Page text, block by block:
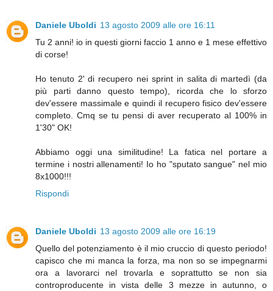
Daniele Uboldi 13 agosto 2009 alle ore 16:11
Tu 2 anni! io in questi giorni faccio 1 anno e 1 mese effettivo
di corse!
Ho tenuto 2' di recupero nei sprint in salita di martedì (da
più parti danno questo tempo), ricorda che lo sforzo
dev'essere massimale e quindi il recupero fisico dev'essere
completo. Cmq se tu pensi di aver recuperato al 100% in
1'30" OK!
Abbiamo oggi una similitudine! La fatica nel portare a
termine i nostri allenamenti! Io ho "sputato sangue" nel mio
8x1000!!!
Rispondi
Daniele Uboldi 13 agosto 2009 alle ore 16:19
Quello del potenziamento è il mio cruccio di questo periodo!
capisco che mi manca la forza, ma non so se impegnarmi
ora a lavorarci nel trovarla e soprattutto se non sia
controproducente in vista delle 3 mezze in autunno, o